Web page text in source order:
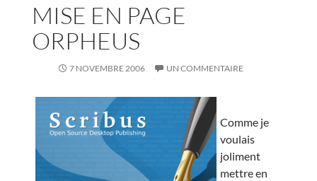
MISE EN PAGE
ORPHEUS
7 NOVEMBRE 2006 UN COMMENTAIRE
Comme je
voulais
joliment
mettre en